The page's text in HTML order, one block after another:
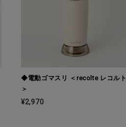
◆電動ゴマスリ ＜recolte レコルト
＞
¥2,970